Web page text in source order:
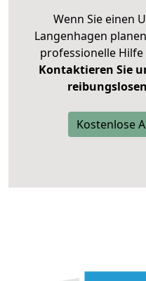
Wenn Sie einen
Langenhagen
professionelle
Kontaktieren Sie
Kostenlose